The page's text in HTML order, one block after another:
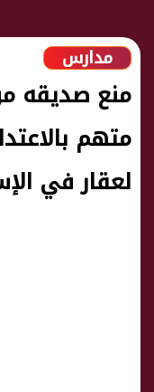
مدارس
منع صديقه
متهم
لعقار في